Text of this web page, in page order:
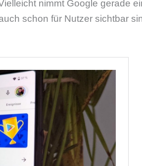
nimmt Google gerade
schon für Nutzer sichtbar